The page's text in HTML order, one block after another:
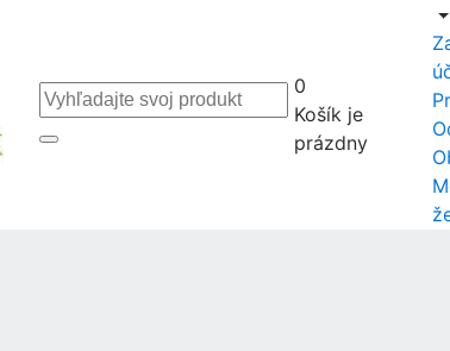
0
Košík je
prázdny